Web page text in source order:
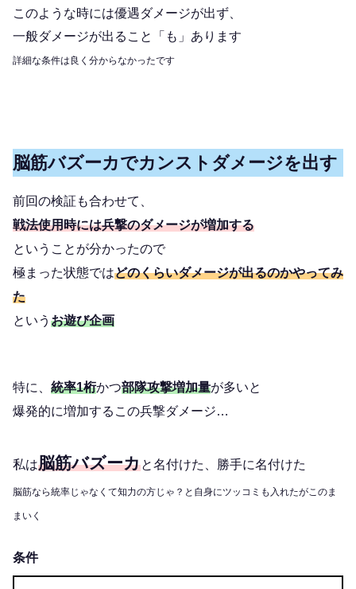
このような時には優遇ダメージが出ず、
一般ダメージが出ること「も」あります
詳細な条件は良く分からなかったです
脳筋バズーカでカンストダメージを出す
前回の検証も合わせて、
戦法使用時には兵撃のダメージが増加する
ということが分かったので
極まった状態ではどのくらいダメージが出るのかやってみ
た
という お遊び企画
特に、 統率1桁かつ部隊攻撃増加量が多いと
爆発的に増加するこの兵撃ダメージ…
私は脳筋バズーカと名付けた、勝手に名付けた
脳筋なら統率じゃなくて知力の方じゃ？と自身にツッコミも入れたがこのま
まいく
条件